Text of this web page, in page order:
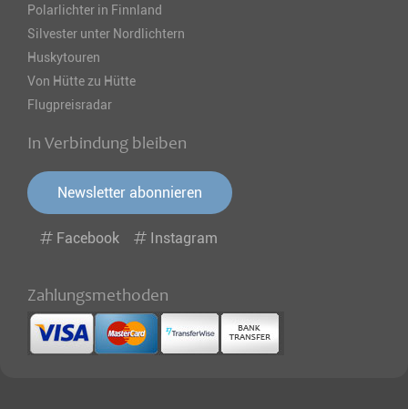
Polarlichter in Finnland
Silvester unter Nordlichtern
Huskytouren
Von Hütte zu Hütte
Flugpreisradar
In Verbindung bleiben
Newsletter abonnieren
Facebook Instagram
Zahlungsmethoden